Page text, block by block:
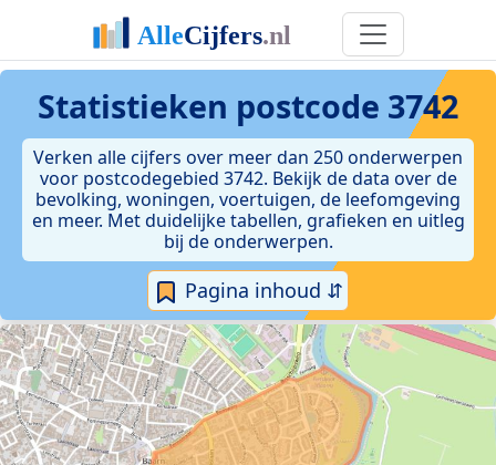
Statistieken postcode 3742
Verken alle cijfers over meer dan 250 onderwerpen
voor postcodegebied 3742. Bekijk de data over de
bevolking, woningen, voertuigen, de leefomgeving
en meer. Met duidelijke tabellen, grafieken en uitleg
bij de onderwerpen.
Pagina inhoud ⇵